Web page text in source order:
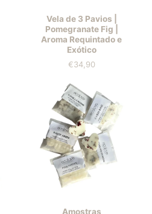
Vela de 3 Pavios |
Pomegranate Fig |
Aroma Requintado e
Exótico
Prix
€34,90
Amostras